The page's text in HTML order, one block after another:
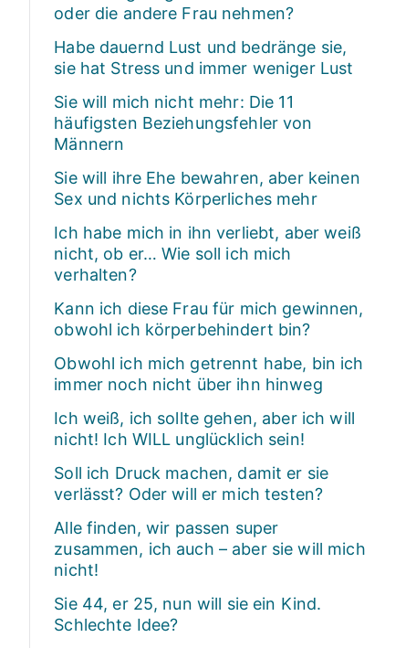
oder die andere Frau nehmen?
Habe dauernd Lust und bedränge sie,
sie hat Stress und immer weniger Lust
Sie will mich nicht mehr: Die 11
häufigsten Beziehungsfehler von
Männern
Sie will ihre Ehe bewahren, aber keinen
Sex und nichts Körperliches mehr
Ich habe mich in ihn verliebt, aber weiß
nicht, ob er… Wie soll ich mich
verhalten?
Kann ich diese Frau für mich gewinnen,
obwohl ich körperbehindert bin?
Obwohl ich mich getrennt habe, bin ich
immer noch nicht über ihn hinweg
Ich weiß, ich sollte gehen, aber ich will
nicht! Ich WILL unglücklich sein!
Soll ich Druck machen, damit er sie
verlässt? Oder will er mich testen?
Alle finden, wir passen super
zusammen, ich auch – aber sie will mich
nicht!
Sie 44, er 25, nun will sie ein Kind.
Schlechte Idee?